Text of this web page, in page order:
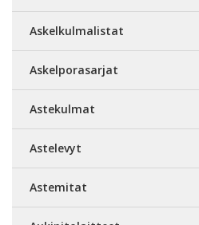
Askelkulmalistat
Askelporasarjat
Astekulmat
Astelevyt
Astemitat